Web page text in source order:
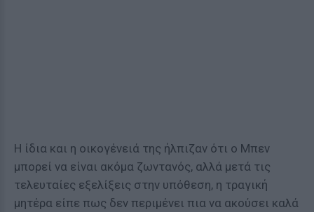
Η ίδια και η οικογένειά της ήλπιζαν ότι ο Μπεν
μπορεί να είναι ακόμα ζωντανός, αλλά μετά τις
τελευταίες εξελίξεις στην υπόθεση, η τραγική
μητέρα είπε πως δεν περιμένει πια να ακούσει καλά